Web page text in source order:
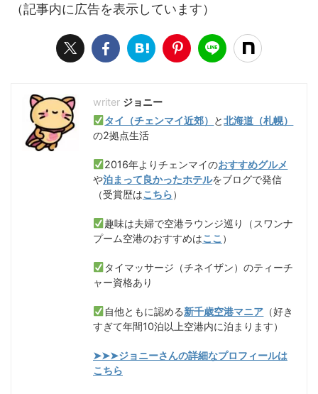
（記事内に広告を表示しています）
ジョニー
タイ（チェンマイ近郊） と北海道（札幌）
の2拠点生活
2016年よりチェンマイのおすすめグルメ
や泊まって良かったホテルをブログで発信
（受賞歴はこちら）
趣味は夫婦で空港ラウンジ巡り（スワンナ
プーム空港のおすすめはここ ）
タイマッサージ（チネイザン）のティーチ
ャー資格あり
自他ともに認める新千歳空港マニア （好き
すぎて年間10泊以上空港内に泊まります）
➤➤➤ジョニーさんの詳細なプロフィールは
こちら